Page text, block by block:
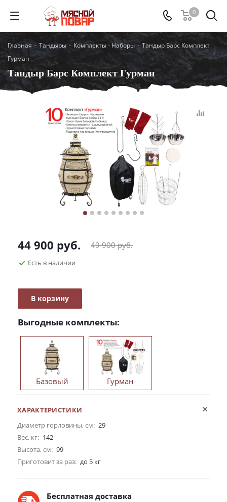
0
Главная - Тандыры - Комплекты - Наборы - Тандыр Барс Комплект
Гурман
Тандыр Барс Комплект Гурман
44 900 руб. 49 900руб.
Есть в наличии
В корзину
Выгодные комплекты:
Базовый Гурман
ХАРАКТЕРИСТИКИ
Диаметр горловины, см: 29
Вес, кг: 142
Высота, см: 99
Приготовит за раз: до 5 кг
Бесплатная доставка